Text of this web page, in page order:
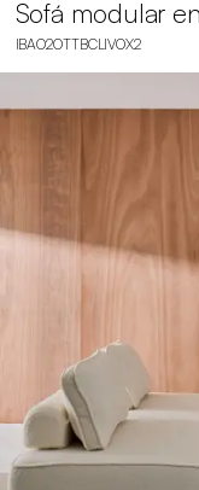
Sofá modular
IBAO2OTTBCLIVOX2